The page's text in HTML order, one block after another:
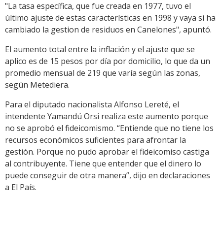
"La tasa específica, que fue creada en 1977, tuvo el
último ajuste de estas características en 1998 y vaya si ha
cambiado la gestion de residuos en Canelones", apuntó.
El aumento total entre la inflación y el ajuste que se
aplico es de 15 pesos por día por domicilio, lo que da un
promedio mensual de 219 que varía según las zonas,
según Metediera.
Para el diputado nacionalista Alfonso Lereté, el
intendente Yamandú Orsi realiza este aumento porque
no se aprobó el fideicomismo. “Entiende que no tiene los
recursos económicos suficientes para afrontar la
gestión. Porque no pudo aprobar el fideicomiso castiga
al contribuyente. Tiene que entender que el dinero lo
puede conseguir de otra manera”, dijo en declaraciones
a El País.